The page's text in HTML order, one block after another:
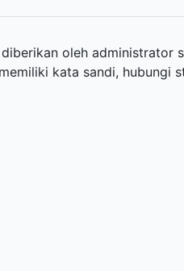
oleh administrator
kata sandi, hubungi